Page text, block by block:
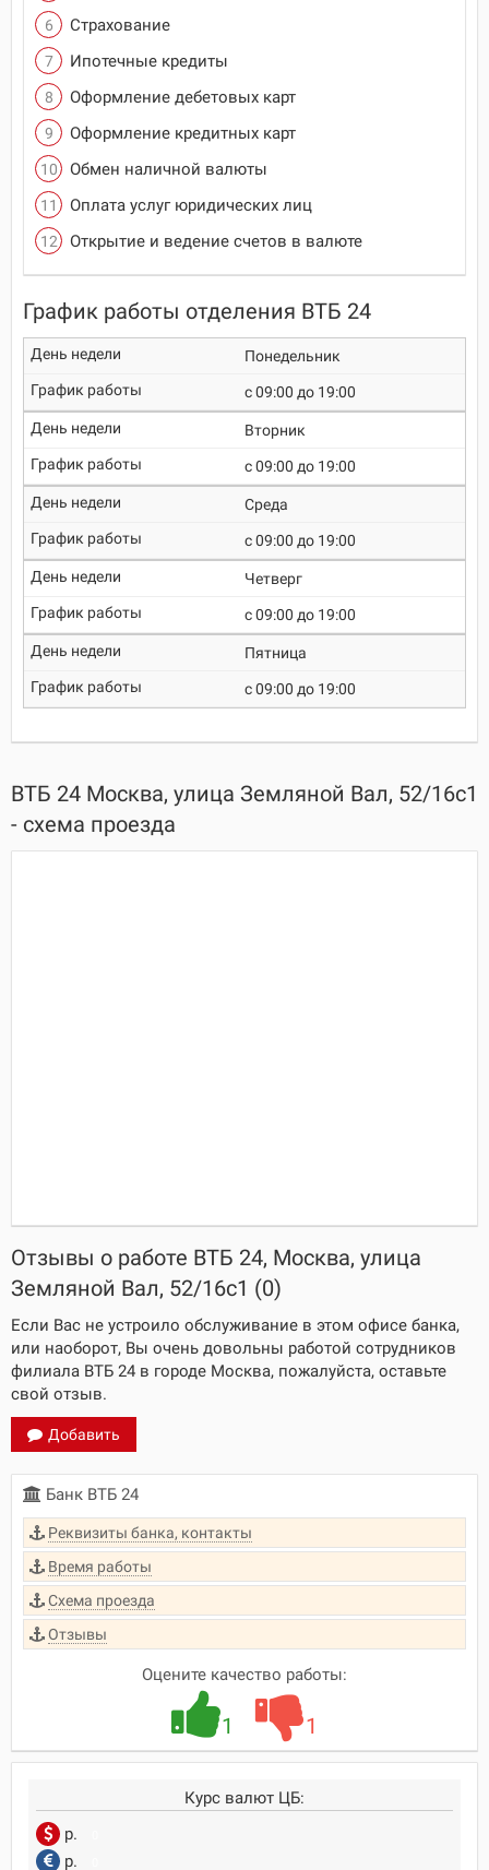
Страхование
Ипотечные кредиты
Оформление дебетовых карт
Оформление кредитных карт
Обмен наличной валюты
Оплата услуг юридических лиц
Открытие и ведение счетов в валюте
График работы отделения ВТБ 24
Понедельник
c 09:00 до 19:00
Вторник
c 09:00 до 19:00
Среда
c 09:00 до 19:00
Четверг
c 09:00 до 19:00
Пятница
c 09:00 до 19:00
ВТБ 24 Москва, улица Земляной Вал, 52/16с1
- схема проезда
Отзывы о работе ВТБ 24, Москва, улица
Земляной Вал, 52/16с1 (0)
Если Вас не устроило обслуживание в этом офисе банка,
или наоборот, Вы очень довольны работой сотрудников
филиала ВТБ 24 в городе Москва, пожалуйста, оставьте
свой отзыв.
Добавить
Банк ВТБ 24
Реквизиты банка, контакты
Время работы
Схема проезда
Отзывы
Оцените качество работы:
1 1
Курс валют ЦБ:
р.
р.